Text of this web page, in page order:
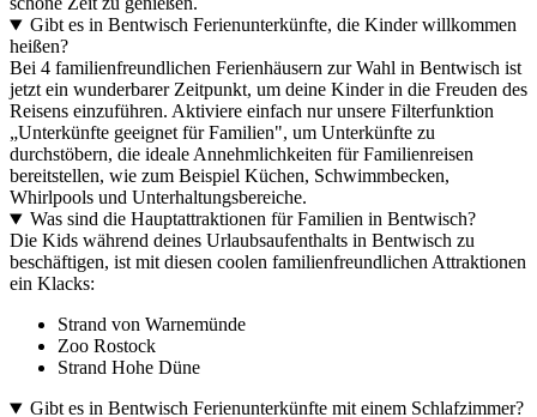
Gibt es in Bentwisch Ferienunterkünfte, die Kinder willkommen
heißen?
Bei 4 familienfreundlichen Ferienhäusern zur Wahl in Bentwisch ist
jetzt ein wunderbarer Zeitpunkt, um deine Kinder in die Freuden des
Reisens einzuführen. Aktiviere einfach nur unsere Filterfunktion
„Unterkünfte geeignet für Familien", um Unterkünfte zu
durchstöbern, die ideale Annehmlichkeiten für Familienreisen
bereitstellen, wie zum Beispiel Küchen, Schwimmbecken,
Whirlpools und Unterhaltungsbereiche.
Was sind die Hauptattraktionen für Familien in Bentwisch?
Die Kids während deines Urlaubsaufenthalts in Bentwisch zu
beschäftigen, ist mit diesen coolen familienfreundlichen Attraktionen
ein Klacks:
Strand von Warnemünde
Zoo Rostock
Strand Hohe Düne
Gibt es in Bentwisch Ferienunterkünfte mit einem Schlafzimmer?